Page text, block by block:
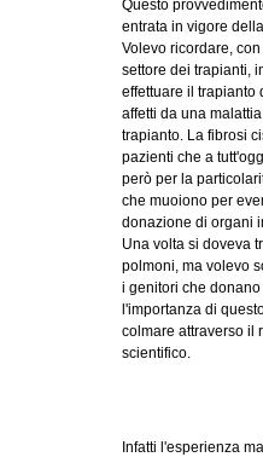
Questo
entrata in vigore
Volevo ricordare,
settore dei trapianti,
effettuare il trapianto
affetti da una
trapianto. La fibrosi
pazienti che a
però per la
che muoiono per
donazione di organi
Una volta si doveva
polmoni, ma volevo
i genitori che
l'importanza di
colmare attraverso il
scientifico.
Infatti l'esperienza